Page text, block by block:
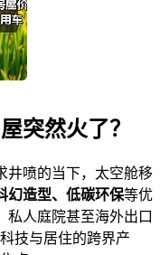
突然火了？
井喷的当下，太空舱移
幻造型、低碳环保等优
私人庭院甚至海外出口
技与居住的跨界产